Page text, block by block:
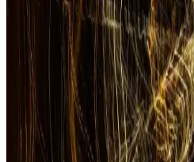
Telefon garanti süresi sorgulama
kaynaklar hakkında detaylı bilgi
cihazınızın garantisini kolayca
TTNET Faturaya Ek
Durum ve Kullanım İpuçları
TTNET'in faturaya ek telefon hizmeti
bulunmamaktadır. Hizmetin teknik
avantajları hakkında bilgi almak
önemlidir.